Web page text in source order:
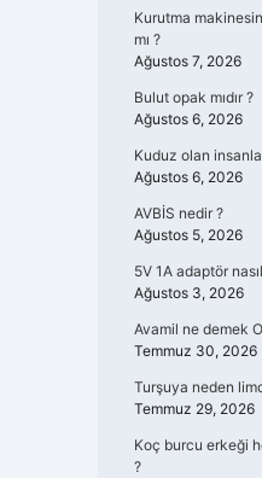
Kurutma
mı ?
Ağustos 7, 2026
Bulut opak mıdır ?
Ağustos 6, 2026
Kuduz olan
Ağustos 6, 2026
AVBİS nedir ?
Ağustos 5, 2026
5V 1A adaptör
Ağustos 3, 2026
Avamil ne demek
Temmuz 30, 2026
Turşuya neden
Temmuz 29, 2026
Koç burcu erkeği
?